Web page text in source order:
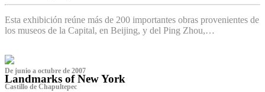
Esta exhibición reúne más de 200 importantes obras provenientes de
los museos de la Capital, en Beijing, y del Ping Zhou,…
De junio a octubre de 2007
Landmarks of New York
Castillo de Chapultepec